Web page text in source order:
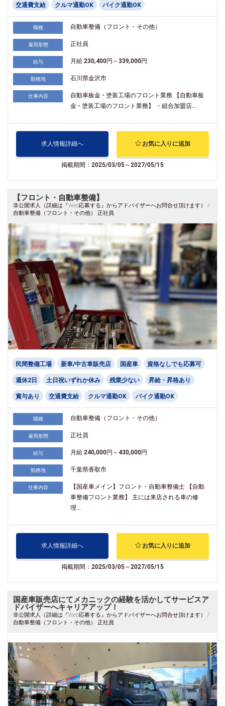
交通費支給 クルマ通勤OK バイク通勤OK
職種 自動車整備（フロント・その他）
雇用形態 正社員
給与 月給 230,400円～339,000円
勤務地 石川県金沢市
仕事内容
自動車板金 - 塗装工場のフロント業務 【自動車板
金 - 塗装工場のフロント業務】 ・組合加盟店...
求人情報詳細へ お気に入りに追加
掲載期間：2025/03/05～2027/05/15
【フロント・自動車整備】
非公開求人（詳細は『Web応募する』からアドバイザーへお問合せ頂けます） /
自動車整備（フロント・その他） 正社員
民間整備工場 新車/中古車販売店 国産車 資格なしでも応募可
週休2日 土日祝いずれか休み 残業少ない 昇給・昇格あり
賞与あり 交通費支給 クルマ通勤OK バイク通勤OK
職種 自動車整備（フロント・その他）
雇用形態 正社員
給与 月給 240,000円～430,000円
勤務地 千葉県香取市
仕事内容
【国産車メイン】フロント・自動車整備士 【自動
車整備フロント業務】 主には来店される車の修
理...
求人情報詳細へ お気に入りに追加
掲載期間：2025/03/05～2027/05/15
国産車販売店にてメカニックの経験を活かしてサービスア
ドバイザーへキャリアアップ！
非公開求人（詳細は『Web応募する』からアドバイザーへお問合せ頂けます） /
自動車整備（フロント・その他） 正社員